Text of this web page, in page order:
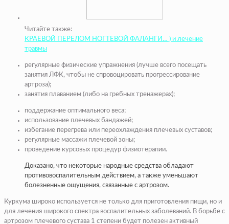
Читайте также:
КРАЕВОЙ ПЕРЕЛОМ НОГТЕВОЙ ФАЛАНГИ… ) и лечение
травмы
регулярные физические упражнения (лучше всего посещать
занятия ЛФК, чтобы не спровоцировать прогрессирование
артроза);
занятия плаванием (либо на гребных тренажерах);
поддержание оптимального веса;
использование плечевых бандажей;
избегание перегрева или переохлаждения плечевых суставов;
регулярные массажи плечевой зоны;
проведение курсовых процедур физиотерапии.
Доказано, что некоторые народные средства обладают
противовоспалительным действием, а также уменьшают
болезненные ощущения, связанные с артрозом.
Куркума широко используется не только для приготовления пищи, но и
для лечения широкого спектра воспалительных заболеваний. В борьбе с
артрозом плечевого сустава 1 степени будет полезен активный